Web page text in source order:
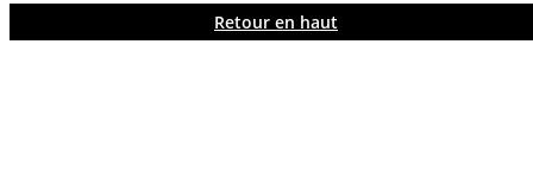
Retour en haut